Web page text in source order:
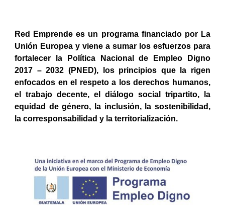
Red Emprende es un programa financiado por La
Unión Europea y viene a sumar los esfuerzos para
fortalecer la Política Nacional de Empleo Digno
2017 – 2032 (PNED), los principios que la rigen
enfocados en el respeto a los derechos humanos,
el trabajo decente, el diálogo social tripartito, la
equidad de género, la inclusión, la sostenibilidad,
la corresponsabilidad y la territorialización.